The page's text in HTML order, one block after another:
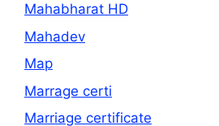
Mahabharat HD
Mahadev
Map
Marrage certi
Marriage certificate